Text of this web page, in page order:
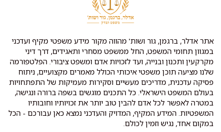
אתר אדלר, ברגמן, גור ושות' מהווה מקור מידע משפטי מקיף ועדכני
במגוון תחומי המשפט, החל ממשפט מסחרי ותאגידים, דרך דיני
מקרקעין ותכנון ובנייה, ועד לזכויות אדם ומשפט ציבורי. הפלטפורמה
שלנו מציעה תוכן משפטי איכותי הכולל מאמרים מקצועיים, ניתוח
פסיקה עדכנית, מדריכים מעשיים וסקירות מעמיקות של התפתחויות
בעולם המשפט הישראלי. כל התכנים מוגשים בשפה ברורה ונגישה,
במטרה לאפשר לכל אדם להבין טוב יותר את זכויותיו וחובותיו
המשפטיות. המידע המקיף, המדויק והעדכני נמצא כאן עבורכם - הכל
במקום אחד, נגיש וזמין לכולם.